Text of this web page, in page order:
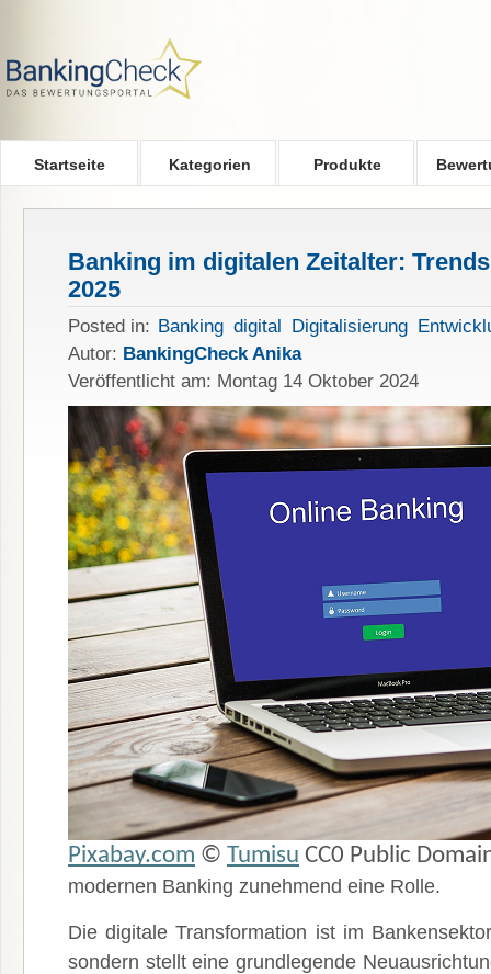
Startseite Kategorien Produkte
Banking im digitalen Zeitalter:
2025
Posted in: Banking digital Digitalisierung
Autor: BankingCheck Anika
Veröffentlicht am: Montag 14 Oktober 2024
Pixabay.com © Tumisu CC0 Public
modernen Banking zunehmend eine Rolle.
Die digitale Transformation ist im
sondern stellt eine grundlegende